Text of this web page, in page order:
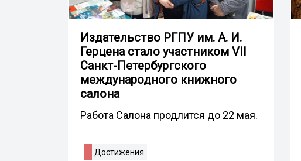
Издательство РГПУ им. А. И.
Герцена стало участником VII
Санкт-Петербургского
международного книжного
салона
Работа Салона продлится до 22 мая.
Достижения